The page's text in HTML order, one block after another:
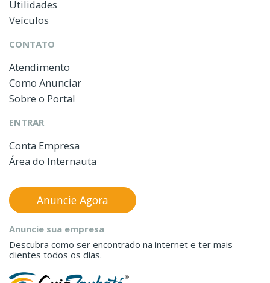
Utilidades
Veículos
CONTATO
Atendimento
Como Anunciar
Sobre o Portal
ENTRAR
Conta Empresa
Área do Internauta
Anuncie sua empresa
Descubra como ser encontrado na internet e ter mais
clientes todos os dias.
Anuncie Agora